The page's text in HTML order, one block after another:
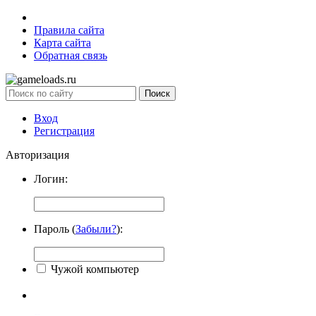
Правила сайта
Карта сайта
Обратная связь
Вход
Регистрация
Авторизация
Логин:
Пароль (Забыли?):
Чужой компьютер